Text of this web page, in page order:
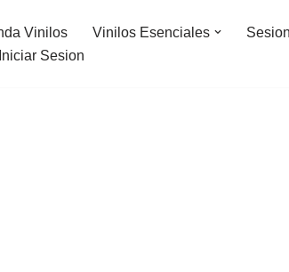
Vinilos Vinilos Esenciales
Iniciar Sesion